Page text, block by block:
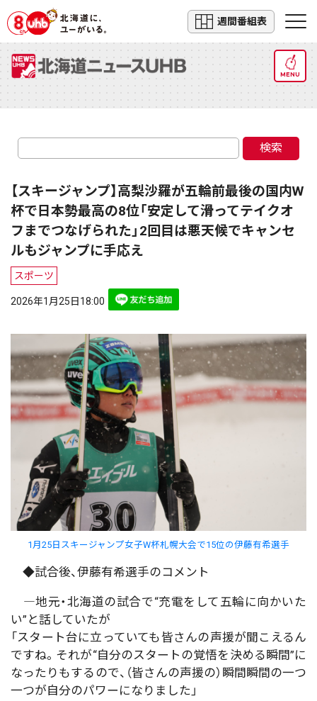
週間番組表
MENU
検索
【スキージャンプ】高梨沙羅が五輪前最後の国内W
杯で日本勢最高の8位「安定して滑ってテイクオ
フまでつなげられた」2回目は悪天候でキャンセ
ルもジャンプに手応え
スポーツ
2026年1月25日18:00
1月25日スキージャンプ女子W杯札幌大会で15位の伊藤有希選手
◆試合後、伊藤有希選手のコメント
―地元・北海道の試合で“充電をして五輪に向かいた
い”と話していたが
「スタート台に立っていても皆さんの声援が聞こえるん
ですね。それが“自分のスタートの覚悟を決める瞬間”に
なったりもするので、（皆さんの声援の）瞬間瞬間の一つ
一つが自分のパワーになりました」